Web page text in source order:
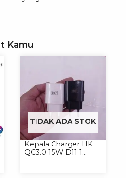
Kamu
TIDAK ADA STOK
Kepala Charger HK
QC3.0 15W D11 1